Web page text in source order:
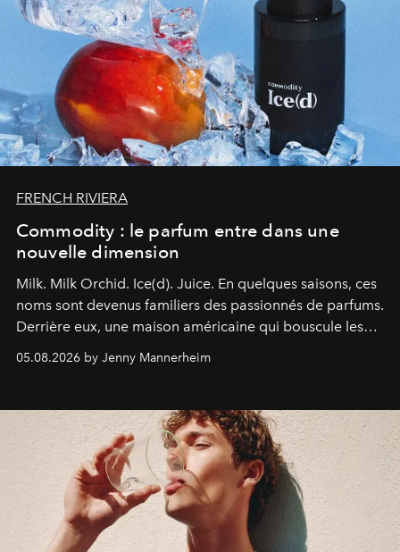
FRENCH RIVIERA
Commodity : le parfum entre dans une
nouvelle dimension
Milk. Milk Orchid. Ice(d). Juice. En quelques saisons, ces
noms sont devenus familiers des passionnés de parfums.
Derrière eux, une maison américaine qui bouscule les
une approche aussi intuitive que personnelle :
05.08.2026 by Jenny Mannerheim